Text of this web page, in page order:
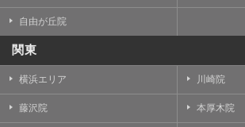
自由が丘院
関東
横浜エリア 川崎院
藤沢院 本厚木院